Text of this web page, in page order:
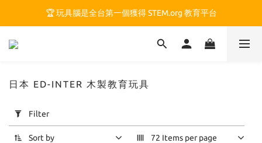
🏆 玩具腦是全台第一個獲得 STEM.org 教育平台
🏆 玩具腦是全台第一個獲得 STEM.org 教育平台
🍎 玩具腦最特別的 VIP 制度 👉
Filter
(0/20)
日本 ED-INTER 木製教育玩具
Filter
Sort by 72 Items per page